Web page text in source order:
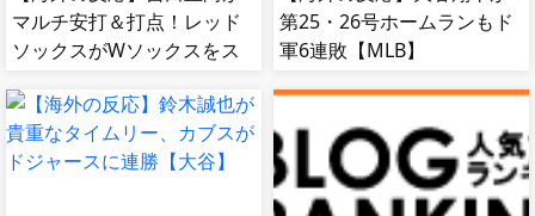
マルチ安打＆打点！レッド
ソックスがWソックスをス
第25・26号ホームランもド
軍6連敗【MLB】